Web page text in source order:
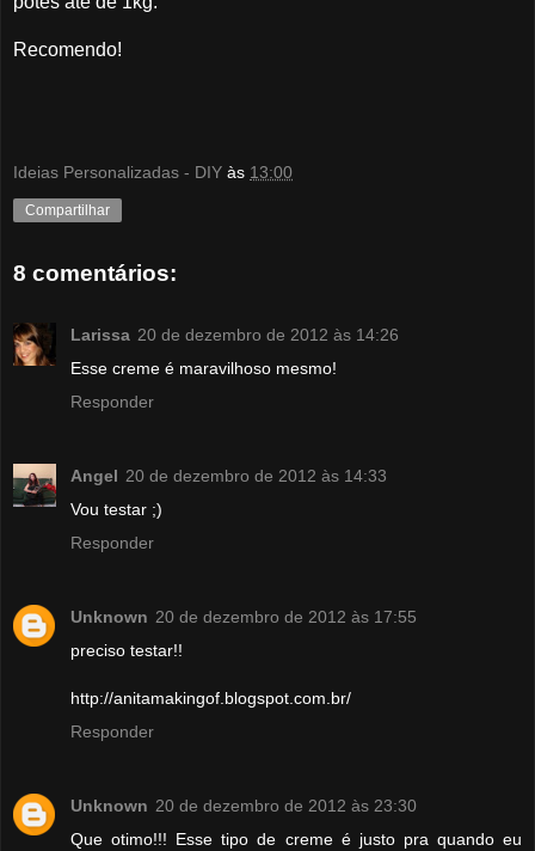
Recomendo!
Ideias Personalizadas - DIY às 13:00
Compartilhar
8 comentários:
Larissa 20 de dezembro de 2012 às 14:26
Esse creme é maravilhoso mesmo!
Responder
Angel 20 de dezembro de 2012 às 14:33
Vou testar ;)
Responder
Unknown 20 de dezembro de 2012 às 17:55
preciso testar!!
http://anitamakingof.blogspot.com.br/
Responder
Unknown 20 de dezembro de 2012 às 23:30
Que otimo!!! Esse tipo de creme é justo pra quando eu